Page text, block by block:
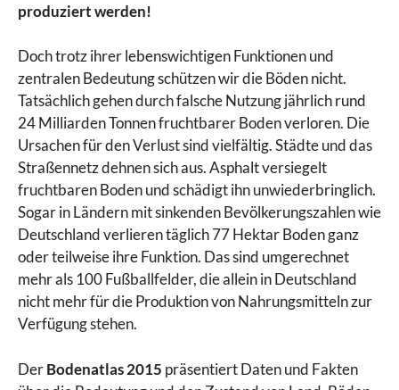
produziert werden!
Doch trotz ihrer lebenswichtigen Funktionen und
zentralen Bedeutung schützen wir die Böden nicht.
Tatsächlich gehen durch falsche Nutzung jährlich rund
24 Milliarden Tonnen fruchtbarer Boden verloren. Die
Ursachen für den Verlust sind vielfältig. Städte und das
Straßennetz dehnen sich aus. Asphalt versiegelt
fruchtbaren Boden und schädigt ihn unwiederbringlich.
Sogar in Ländern mit sinkenden Bevölkerungszahlen wie
Deutschland verlieren täglich 77 Hektar Boden ganz
oder teilweise ihre Funktion. Das sind umgerechnet
mehr als 100 Fußballfelder, die allein in Deutschland
nicht mehr für die Produktion von Nahrungsmitteln zur
Verfügung stehen.
DerBodenatlas 2015 präsentiert Daten und Fakten